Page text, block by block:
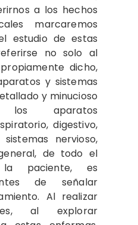
a los hechos
marcaremos
estudio de estas
no solo al
dicho,
y sistemas
y minucioso
aparatos
digestivo,
nervioso,
de todo el
paciente, es
de señalar
Al realizar
al explorar